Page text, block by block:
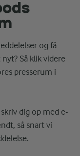
og få
Så klik videre
presserum i
dig op med e-
så snart vi